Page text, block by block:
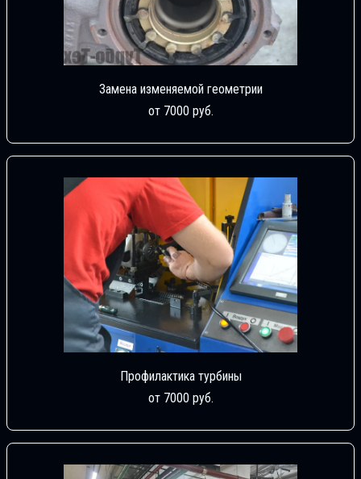
Замена изменяемой геометрии
от 7000 руб.
Профилактика турбины
от 7000 руб.